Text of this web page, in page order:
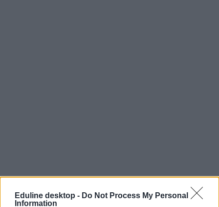
Eduline desktop - Do Not Process My Personal
Information